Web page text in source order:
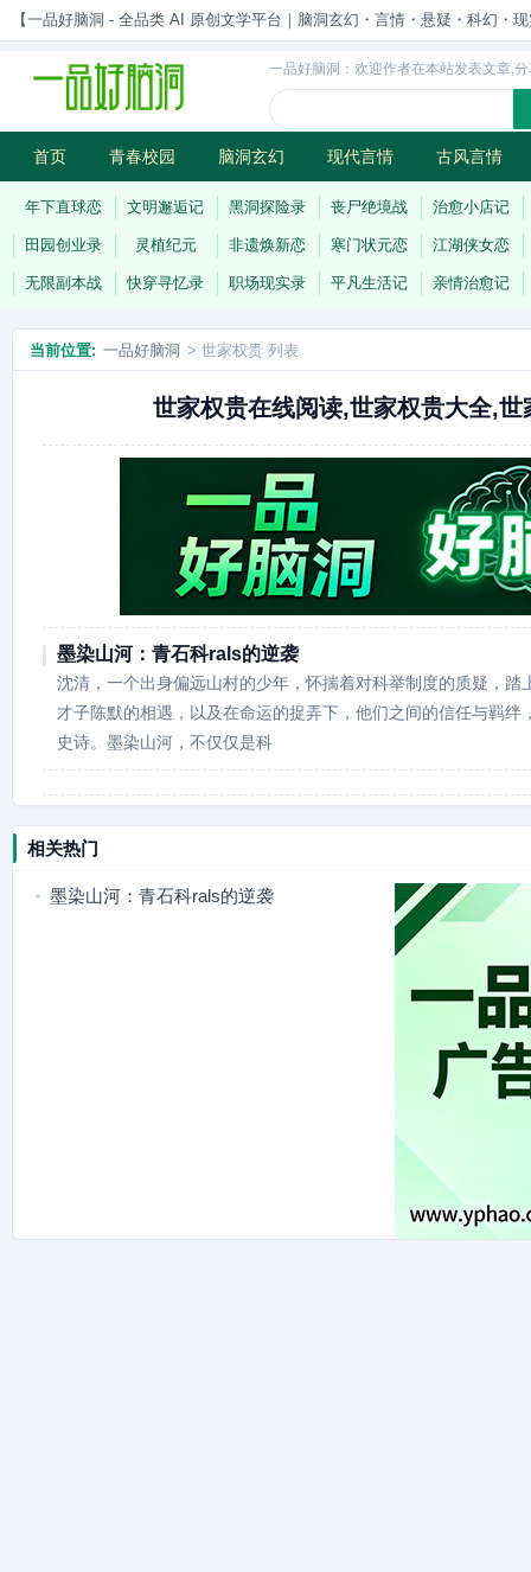
【一品好脑洞 - 全品类 AI 原创文学平台｜脑洞玄幻・言情・悬疑・科幻・
一品好脑洞：欢迎作者在本站发表文章,
首页 青春校园 脑洞玄幻 现代言情 古风言情
历史权谋 武侠江湖 灵异志怪 连载
年下直球恋 文明邂逅记 黑洞探险录 丧尸绝境战 治愈小店记
田园创业录 灵植纪元 非遗焕新恋 寒门状元恋 江湖侠女恋
无限副本战 快穿寻忆录 职场现实录 平凡生活记 亲情治愈记
当前位置: 一品好脑洞 > 世家权贵 列表
世家权贵在线阅读,世家权贵大全,世
墨染山河：青石科rals的逆袭
沈清，一个出身偏远山村的少年，怀揣着对科举制度的质疑，踏
才子陈默的相遇，以及在命运的捉弄下，他们之间的信任与羁绊
史诗。墨染山河，不仅仅是科
相关热门
墨染山河：青石科rals的逆袭